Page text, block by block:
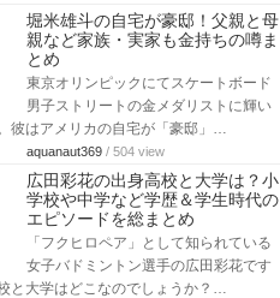
堀米雄斗の自宅が豪邸！父親と母
親など家族・実家も金持ちの噂ま
とめ
東京オリンピックにてスケートボード
男子ストリートの金メダリストに輝い
彼はアメリカの自宅が「豪邸」…
aquanaut369 / 504 view
広田彩花の出身高校と大学は？小
学校や中学など学歴＆学生時代の
エピソードを総まとめ
「フクヒロペア」として知られている
女子バドミントン選手の広田彩花です
と大学はどこなのでしょうか？…